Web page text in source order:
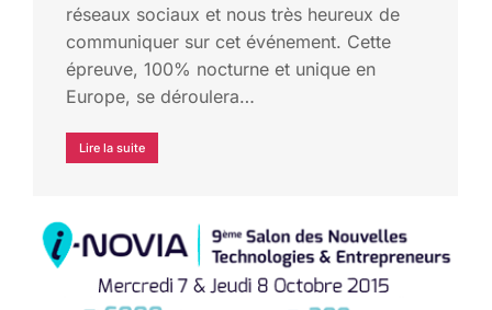
réseaux sociaux et nous très heureux de
communiquer sur cet événement. Cette
épreuve, 100% nocturne et unique en
Europe, se déroulera…
Lire la suite